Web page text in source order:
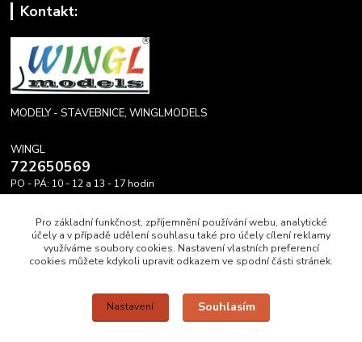
Kontakt:
MODELY - STAVEBNICE, WINGLMODELS
WINGL
722650569
PO - PÁ: 10 - 12 a 13 - 17 hodin
Upravit sběr cookies.
Pro základní funkčnost, zpříjemnění používání webu, analytické
účely a v případě udělení souhlasu také pro účely cílení reklamy
využíváme soubory cookies. Nastavení vlastních preferencí
cookies můžete kdykoli upravit odkazem ve spodní části stránek.
Nastavení Souhlasím